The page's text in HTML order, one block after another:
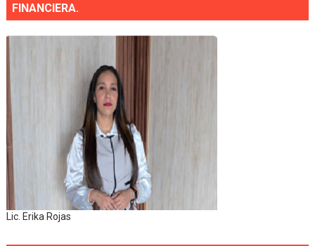
FINANCIERA.
Lic. Erika Rojas